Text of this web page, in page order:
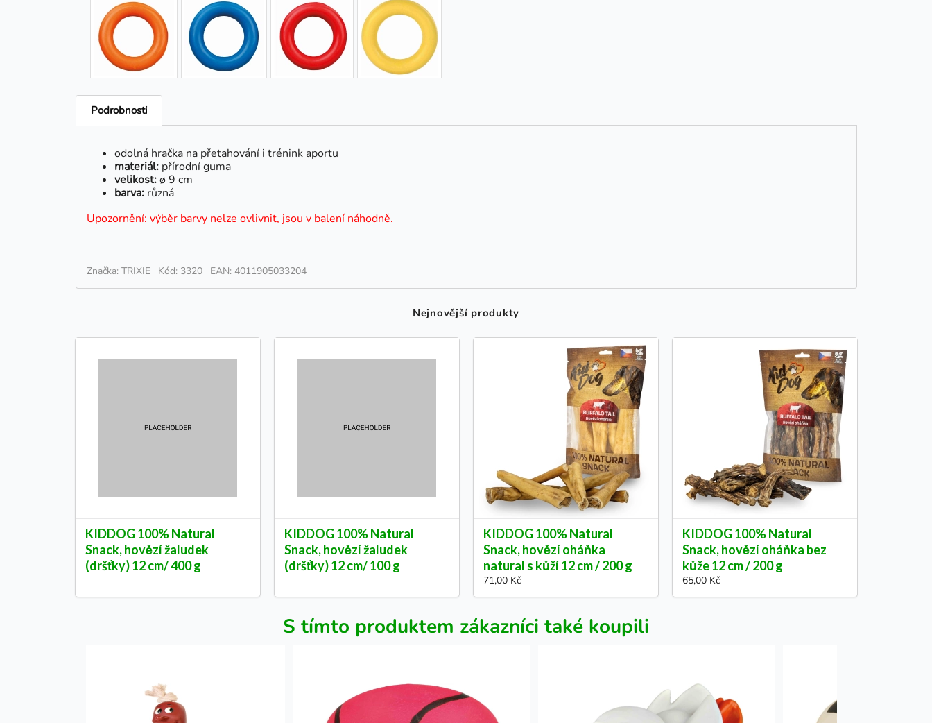
Podrobnosti
odolná hračka na přetahování i trénink aportu
materiál: přírodní guma
velikost:ø 9 cm
barva:různá
Upozornění: výběr barvy nelze ovlivnit, jsou v balení náhodně.
Značka: TRIXIE Kód: 3320 EAN: 4011905033204
Nejnovější produkty
KIDDOG 100% Natural
Snack, hovězí žaludek
(dršťky) 12 cm/ 400 g
KIDDOG 100% Natural
Snack, hovězí žaludek
(dršťky) 12 cm/ 100 g
KIDDOG 100% Natural
Snack, hovězí oháňka
natural s kůží 12 cm / 200 g
71,00 Kč
KIDDOG 100% Natural
Snack, hovězí oháňka bez
kůže 12 cm / 200 g
65,00 Kč
S tímto produktem zákazníci také koupili